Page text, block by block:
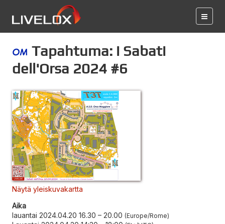
Tapahtuma: i Sabati
dell'Orsa 2024 #6
Näytä yleiskuvakartta
Aika
lauantai 2024.04.20 16.30 – 20.00 Europe/Rome